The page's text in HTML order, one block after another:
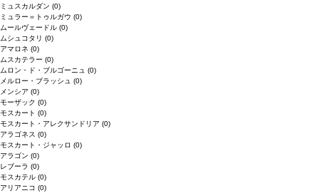
ミュスカルダン (0)
ミュラー＝トゥルガウ (0)
ムールヴェードル (0)
ムシュコタリ (0)
アマロネ (0)
ムスカテラー (0)
ムロン・ド・ブルゴーニュ (0)
メルロー・ブラッシュ (0)
メンシア (0)
モーザック (0)
モスカート (0)
モスカート・アレクサンドリア (0)
アラゴネス (0)
モスカート・ジャッロ (0)
アラゴン (0)
レブーラ (0)
モスカテル (0)
アリアニコ (0)